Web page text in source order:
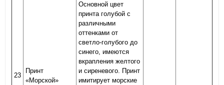
23
Принт
«Морской»
Основной цвет
принта голубой с
различными
оттенками от
светло-голубого до
синего, имеются
вкрапления желтого
и сиреневого. Принт
имитирует морские